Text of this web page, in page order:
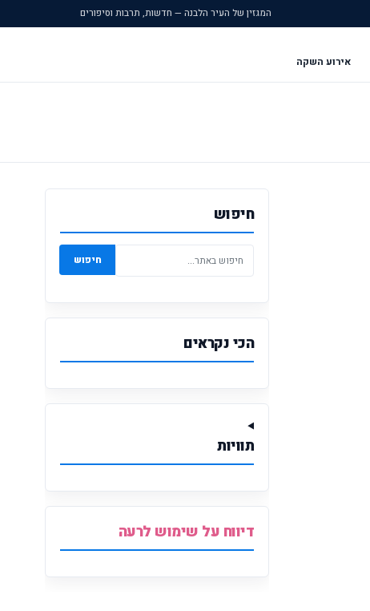
המגזין של העיר הלבנה — חדשות, תרבות וסיפורים
אירוע השקה
חיפוש
חיפוש
הכי נקראים
תוויות
דיווח על שימוש לרעה